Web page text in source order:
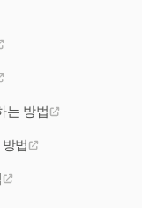
는 방법
법